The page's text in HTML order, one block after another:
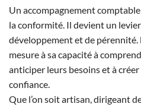
Un accompagnement
la conformité. Il devient un
développement et de pérennité.
mesure à sa capacité à
anticiper leurs besoins et à
confiance.
Que l’on soit artisan, dirigeant